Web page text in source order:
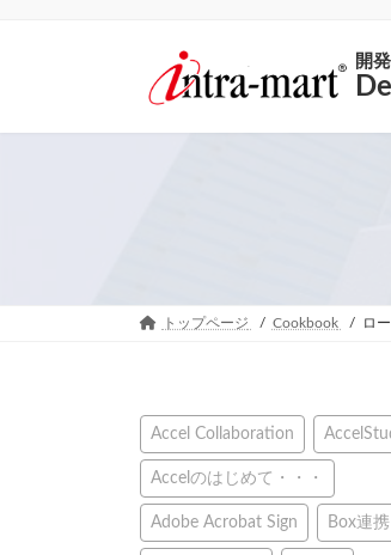
開
トップページ Cookbook ロ
Accel Collaboration
Accelのはじめて・・・
Adobe Acrobat Sign Box連携